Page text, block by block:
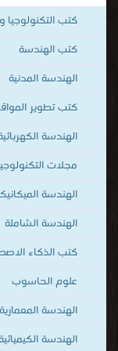
قراءة كتب